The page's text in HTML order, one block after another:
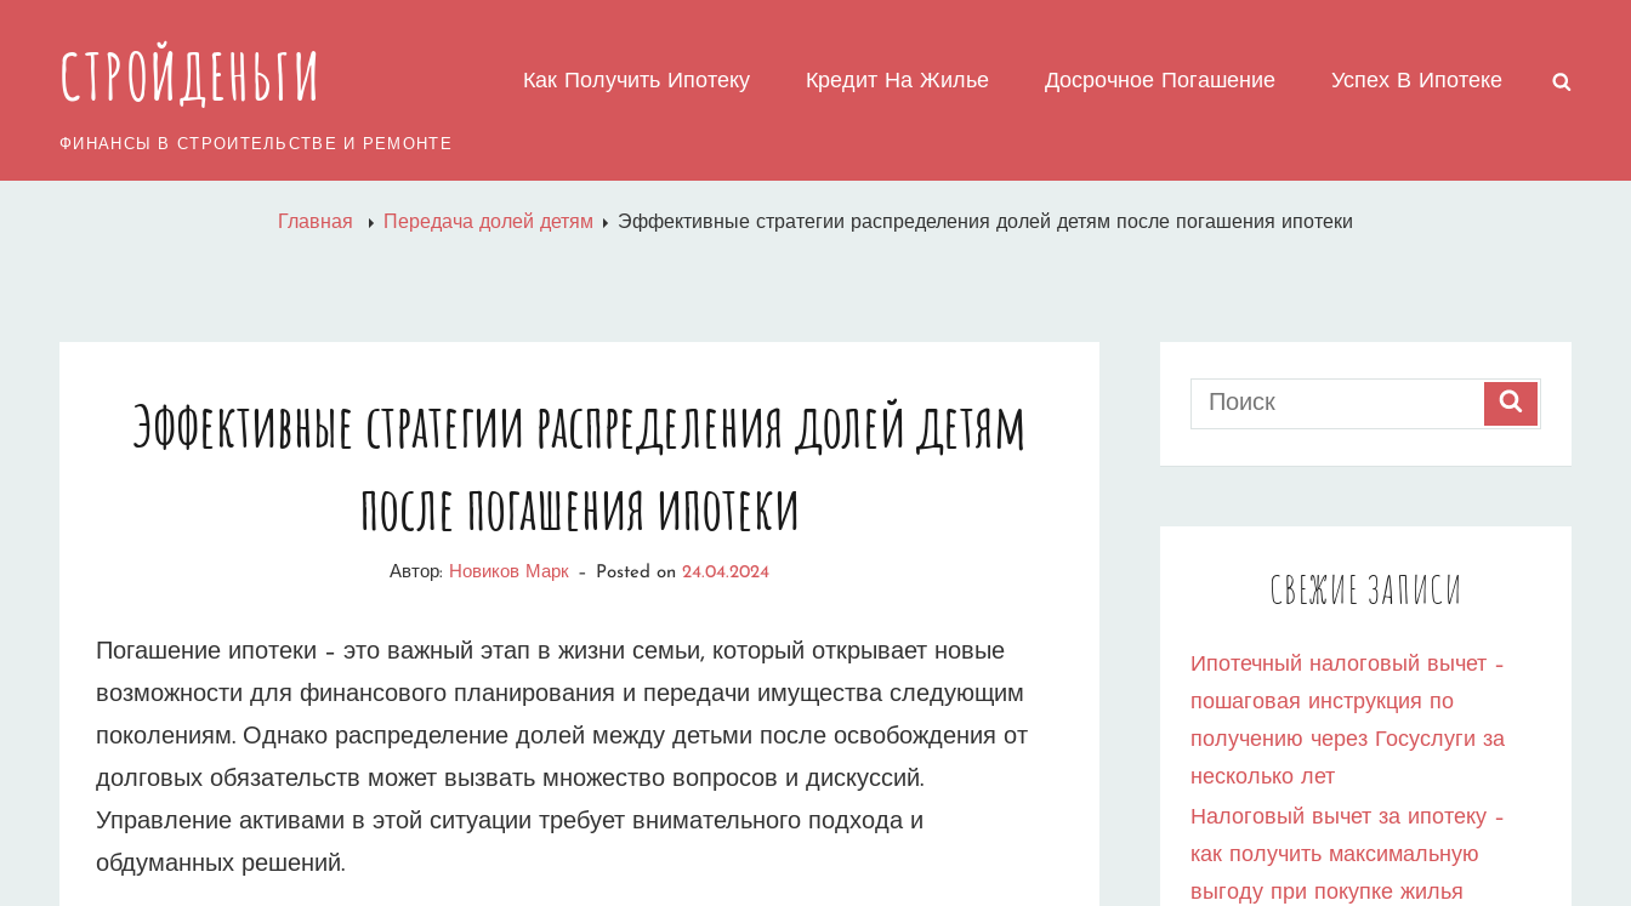
СТРОЙДЕНЬГИ
ФИНАНСЫ В СТРОИТЕЛЬСТВЕ И РЕМОНТЕ
Как Получить Ипотеку Кредит На Жилье Досрочное Погашение Успех В Ипотеке
Главная Передача долей детям Эффективные стратегии распределения долей детям после погашения ипотеки
Эффективные стратегии распределения долей детям
после погашения ипотеки
Автор: Новиков Марк – Posted on24.04.2024
Погашение ипотеки – это важный этап в жизни семьи, который открывает новые
возможности для финансового планирования и передачи имущества следующим
поколениям. Однако распределение долей между детьми после освобождения от
долговых обязательств может вызвать множество вопросов и дискуссий.
Управление активами в этой ситуации требует внимательного подхода и
обдуманных решений.
Search
for:
SEARCH
СВЕЖИЕ ЗАПИСИ
Ипотечный налоговый вычет –
пошаговая инструкция по
получению через Госуслуги за
несколько лет
Налоговый вычет за ипотеку –
как получить максимальную
выгоду при покупке жилья